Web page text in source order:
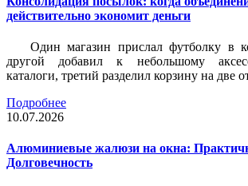
действительно экономит деньги
Один магазин прислал футболку в
другой добавил к небольшому
каталоги, третий разделил корзину на две
Подробнее
10.07.2026
Алюминиевые жалюзи на окна:
Долговечность